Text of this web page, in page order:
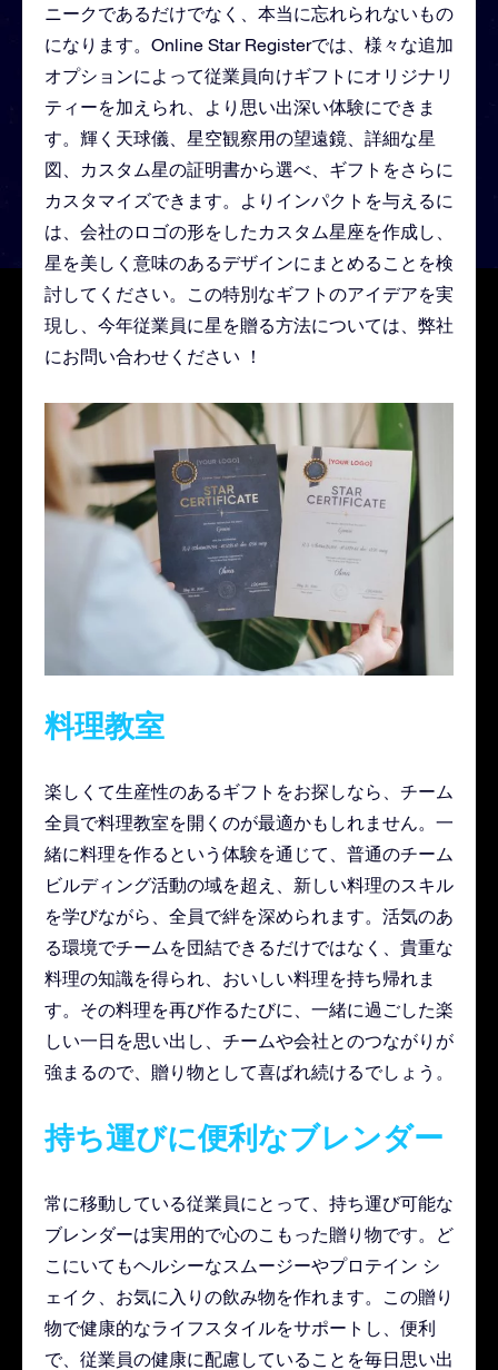
ニークであるだけでなく、本当に忘れられないもの
になります。Online Star Registerでは、様々な追加
オプションによって従業員向けギフトにオリジナリ
ティーを加えられ、より思い出深い体験にできま
す。輝く天球儀、星空観察用の望遠鏡、詳細な星
図、カスタム星の証明書から選べ、ギフトをさらに
カスタマイズできます。よりインパクトを与えるに
は、会社のロゴの形をしたカスタム星座を作成し、
星を美しく意味のあるデザインにまとめることを検
討してください。この特別なギフトのアイデアを実
現し、今年従業員に星を贈る方法については、 弊社
にお問い合わせください ！
料理教室
楽しくて生産性のあるギフトをお探しなら、チーム
全員で料理教室を開くのが最適かもしれません。一
緒に料理を作るという体験を通じて、普通のチーム
ビルディング活動の域を超え、新しい料理のスキル
を学びながら、全員で絆を深められます。活気のあ
る環境でチームを団結できるだけではなく、貴重な
料理の知識を得られ、おいしい料理を持ち帰れま
す。その料理を再び作るたびに、一緒に過ごした楽
しい一日を思い出し、チームや会社とのつながりが
強まるので、贈り物として喜ばれ続けるでしょう。
持ち運びに便利なブレンダー
常に移動している従業員にとって、持ち運び可能な
ブレンダーは実用的で心のこもった贈り物です。ど
こにいてもヘルシーなスムージーやプロテイン シ
ェイク、お気に入りの飲み物を作れます。この贈り
物で健康的なライフスタイルをサポートし、便利
で、従業員の健康に配慮していることを毎日思い出